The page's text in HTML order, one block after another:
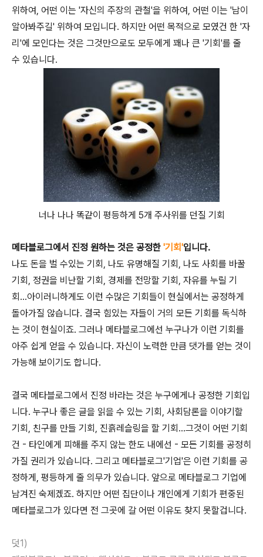
위하여, 어떤 이는 '자신의 주장의 관철'을 위하여, 어떤 이는 '남이
알아봐주길' 위하여 모입니다. 하지만 어떤 목적으로 모였건 한 '자
리'에 모인다는 것은 그것만으로도 모두에게 꽤나 큰 '기회'를 줄
수 있습니다.
너나 나나 똑같이 평등하게 5개 주사위를 던질 기회
메타블로그에서 진정 원하는 것은 공정한 '기회'입니다.
나도 돈을 벌 수있는 기회, 나도 유명해질 기회, 나도 사회를 바꿀
기회, 정권을 비난할 기회, 경제를 전망할 기회, 자유를 누릴 기
회...아이러니하게도 이런 수많은 기회들이 현실에서는 공정하게
돌아가질 않습니다. 결국 힘있는 자들이 거의 모든 기회를 독식하
는 것이 현실이죠. 그러나 메타블로그에선 누구나가 이런 기회를
아주 쉽게 얻을 수 있습니다. 자신이 노력한 만큼 댓가를 얻는 것이
가능해 보이기도 합니다.
결국 메타블로그에서 진정 바라는 것은 누구에게나 공정한 기회입
니다. 누구나 좋은 글을 읽을 수 있는 기회, 사회담론을 이야기할
기회, 친구를 만들 기회, 진흙레슬링을 할 기회...그것이 어떤 기회
건 - 타인에게 피해를 주지 않는 한도 내에선 - 모든 기회를 공정히
가질 권리가 있습니다. 그리고 메타블로그'기업'은 이런 기회를 공
정하게, 평등하게 줄 의무가 있습니다. 앞으로 메타블로그 기업에
남겨진 숙제겠죠. 하지만 어떤 집단이나 개인에게 기회가 편중된
메타블로그가 있다면 전 그곳에 갈 어떤 이유도 찾지 못할겁니다.
덧1)